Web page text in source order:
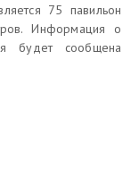
75 павильон
Информация о
будет сообщена